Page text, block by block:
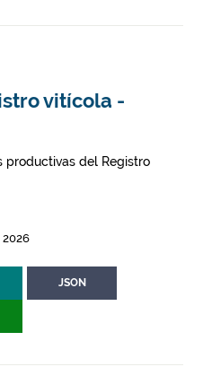
vitícola -
productivas del Registro
JSON